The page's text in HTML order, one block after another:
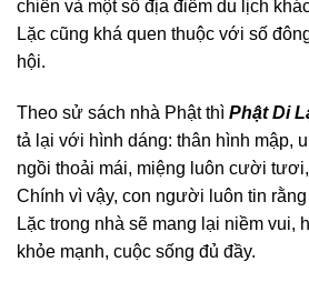
chiền và một số địa điểm du lịch
Lặc cũng khá quen thuộc với số
hội.
Theo sử sách nhà Phật thì Phật Di
tả lại với hình dáng: thân hình mập,
ngồi thoải mái, miệng luôn cười
Chính vì vậy, con người luôn tin
Lặc trong nhà sẽ mang lại niềm vui,
khỏe mạnh, cuộc sống đủ đầy.